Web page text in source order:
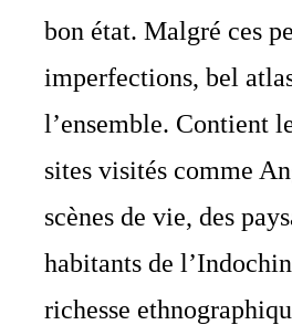
bon état. Malgré ces
imperfections, bel
l’ensemble. Contient
sites visités comme
scènes de vie, des
habitants de
richesse